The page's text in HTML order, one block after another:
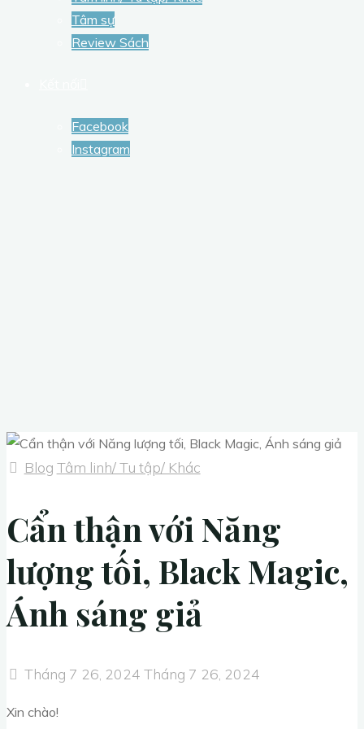
Tâm sự
Review Sách
Facebook
Instagram
Blog Tâm linh/ Tu tập/ Khác
Cẩn thận với Năng
lượng tối, Black Magic,
Ánh sáng giả
Tháng 7 26, 2024 Tháng 7 26, 2024
Xin chào!